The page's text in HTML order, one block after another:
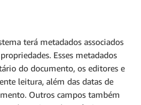
terá metadados associados
Esses metadados
do documento, os editores e
leitura, além das datas de
Outros campos também